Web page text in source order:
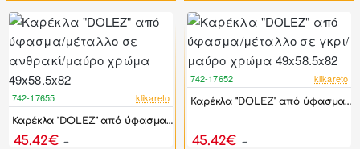
-17%
742-17655 klikareto
Καρέκλα "DOLEZ" από ύφασμα/μέταλλο σε ανθρακί/μαύρο χρώμα 49x58.5x82
45.42€
-17%
742-17652 klikareto
Καρέκλα "DOLEZ" από ύφασμα/μέταλλο σε γκρι/μαύρο χρώμα 49x58.5x82
45.42€